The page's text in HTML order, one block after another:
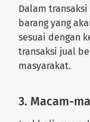
Dalam
barang yang
sesuai dengan
transaksi jual
masyarakat.
3. Macam-